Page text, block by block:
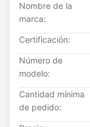
Nombre de la
marca:
Certificación:
Número de
modelo:
Cantidad mínima
de pedido: